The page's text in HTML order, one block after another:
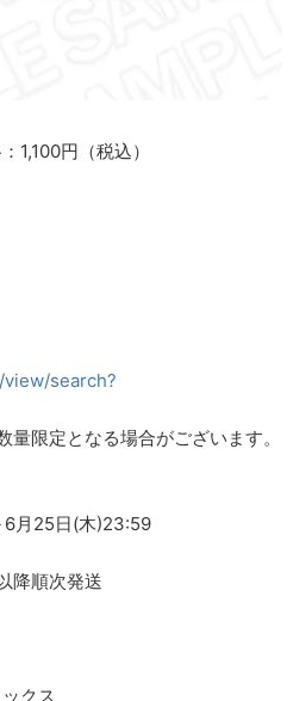
1,100円（税込）
search?
限定となる場合がございます。
6月25日(木)23:59
降順次発送
クス